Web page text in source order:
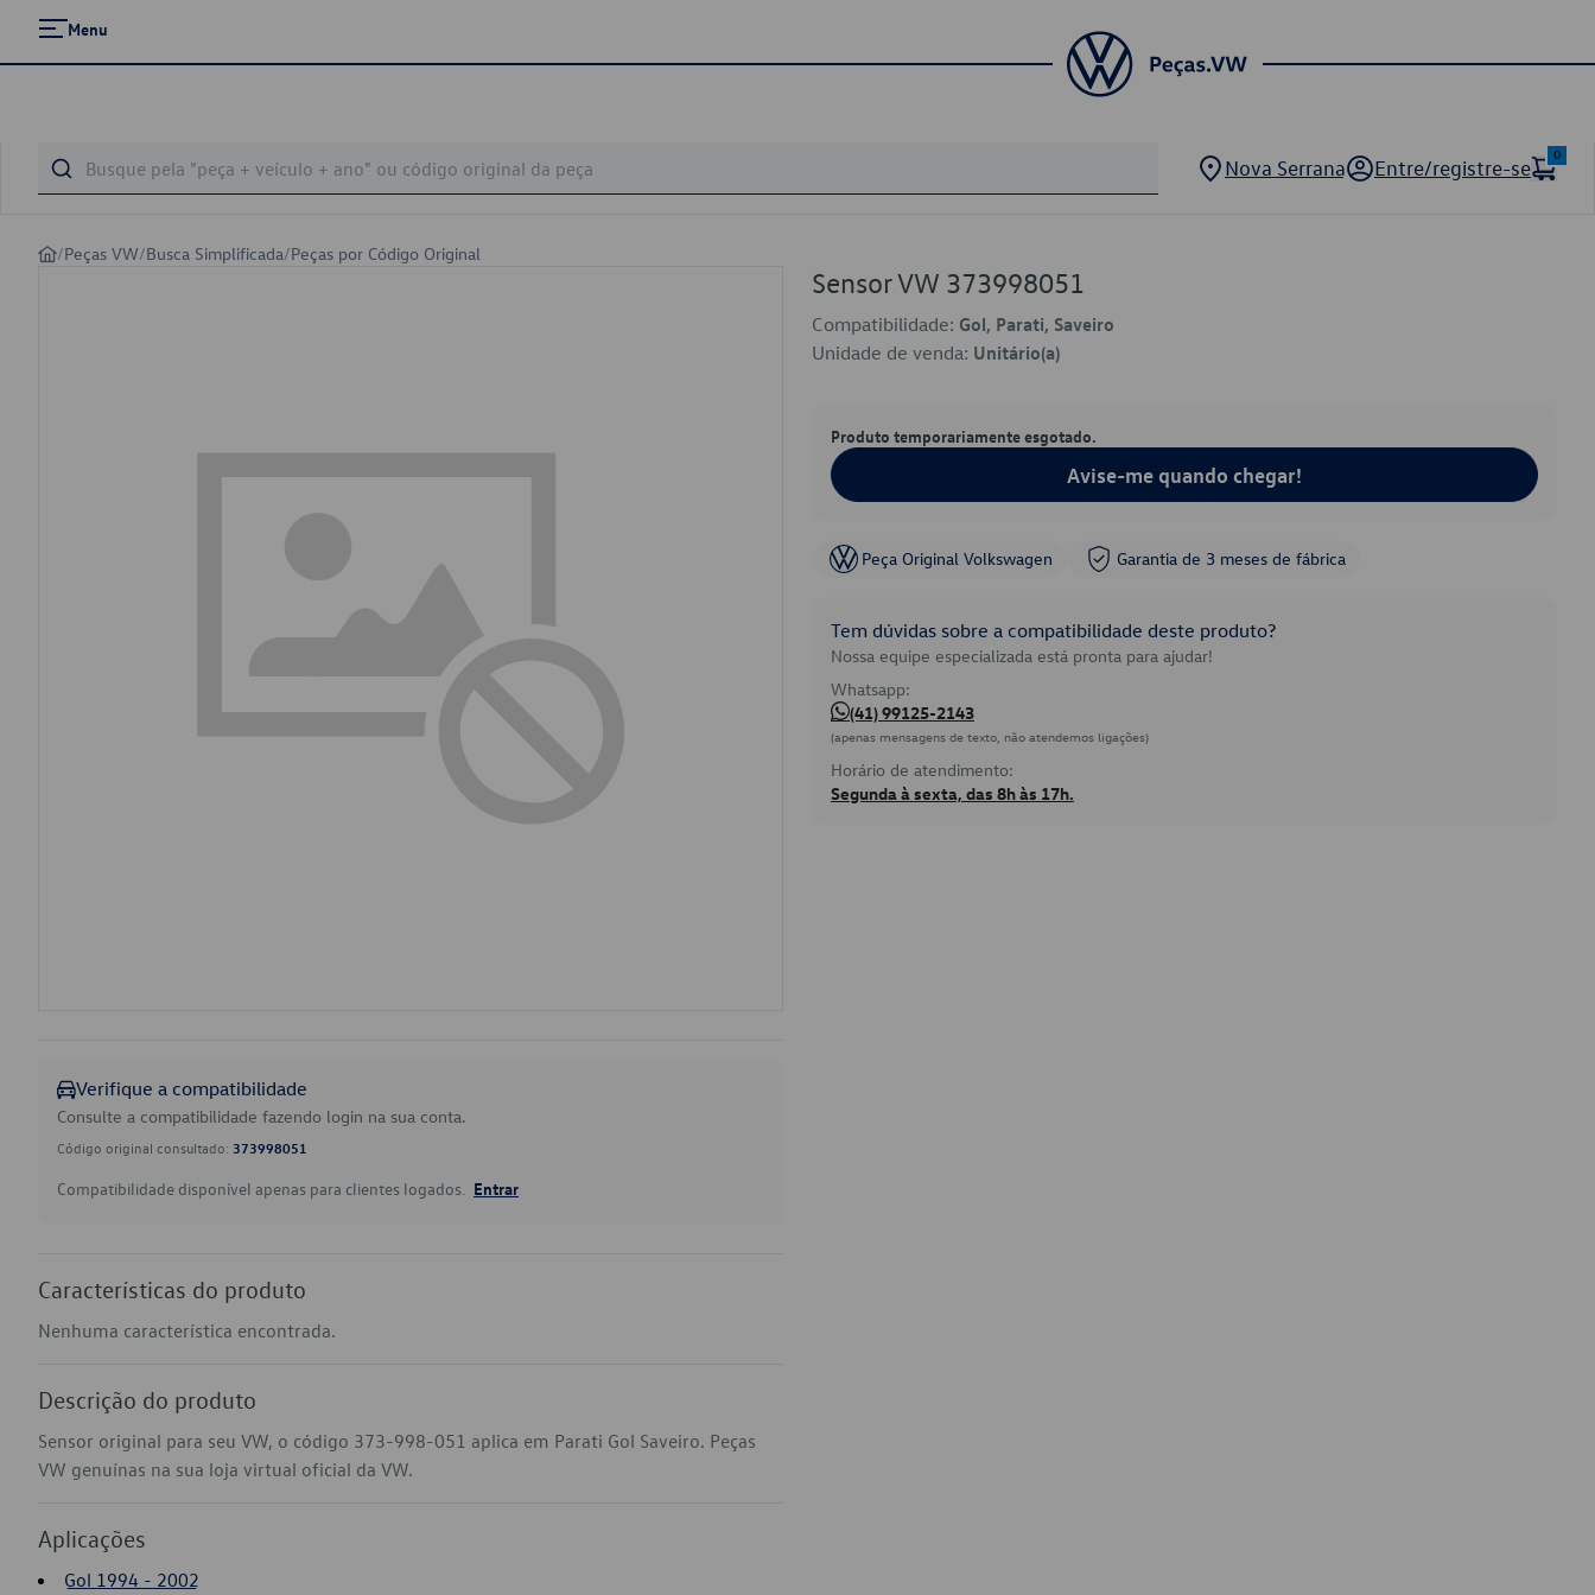
Menu
Nova Serrana Entre/registre-se
0
/Peças VW/Busca Simplificada/Peças por Código Original
Verifique a compatibilidade
Consulte a compatibilidade fazendo login na sua conta.
Código original consultado: 373998051
Compatibilidade disponível apenas para clientes logados. Entrar
Características do produto
Nenhuma característica encontrada.
Descrição do produto
Sensor original para seu VW, o código 373-998-051 aplica em Parati Gol Saveiro. Peças
VW genuínas na sua loja virtual oficial da VW.
Aplicações
Gol 1994 - 2002
Sensor VW 373998051
Compatibilidade: Gol, Parati, Saveiro
Unidade de venda: Unitário(a)
Produto temporariamente esgotado.
Avise-me quando chegar!
Peça Original Volkswagen Garantia de 3 meses de fábrica
Tem dúvidas sobre a compatibilidade deste produto?
Nossa equipe especializada está pronta para ajudar!
Whatsapp:
(41) 99125-2143
(apenas mensagens de texto, não atendemos ligações)
Horário de atendimento:
Segunda à sexta, das 8h às 17h.